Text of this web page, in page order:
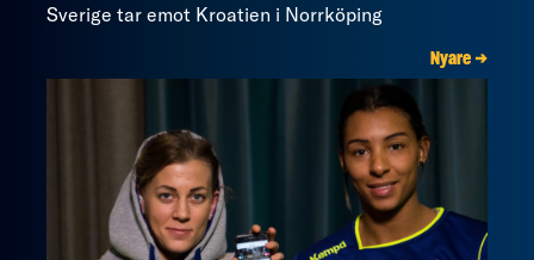
Sverige tar emot Kroatien i Norrköping
Nyare →